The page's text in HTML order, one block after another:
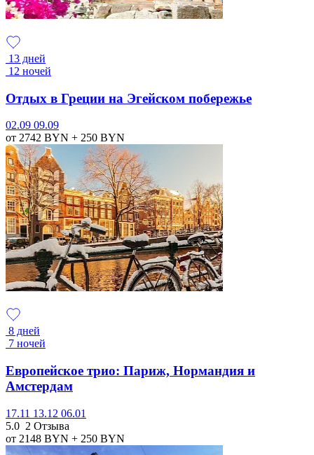
13 дней
12 ночей
Отдых в Греции на Эгейском побережье
02.09 09.09
от 2742 BYN + 250 BYN
8 дней
7 ночей
Европейское трио: Париж, Нормандия и
Амстердам
17.11 13.12 06.01
5.0 2 Отзыва
от 2148 BYN + 250 BYN